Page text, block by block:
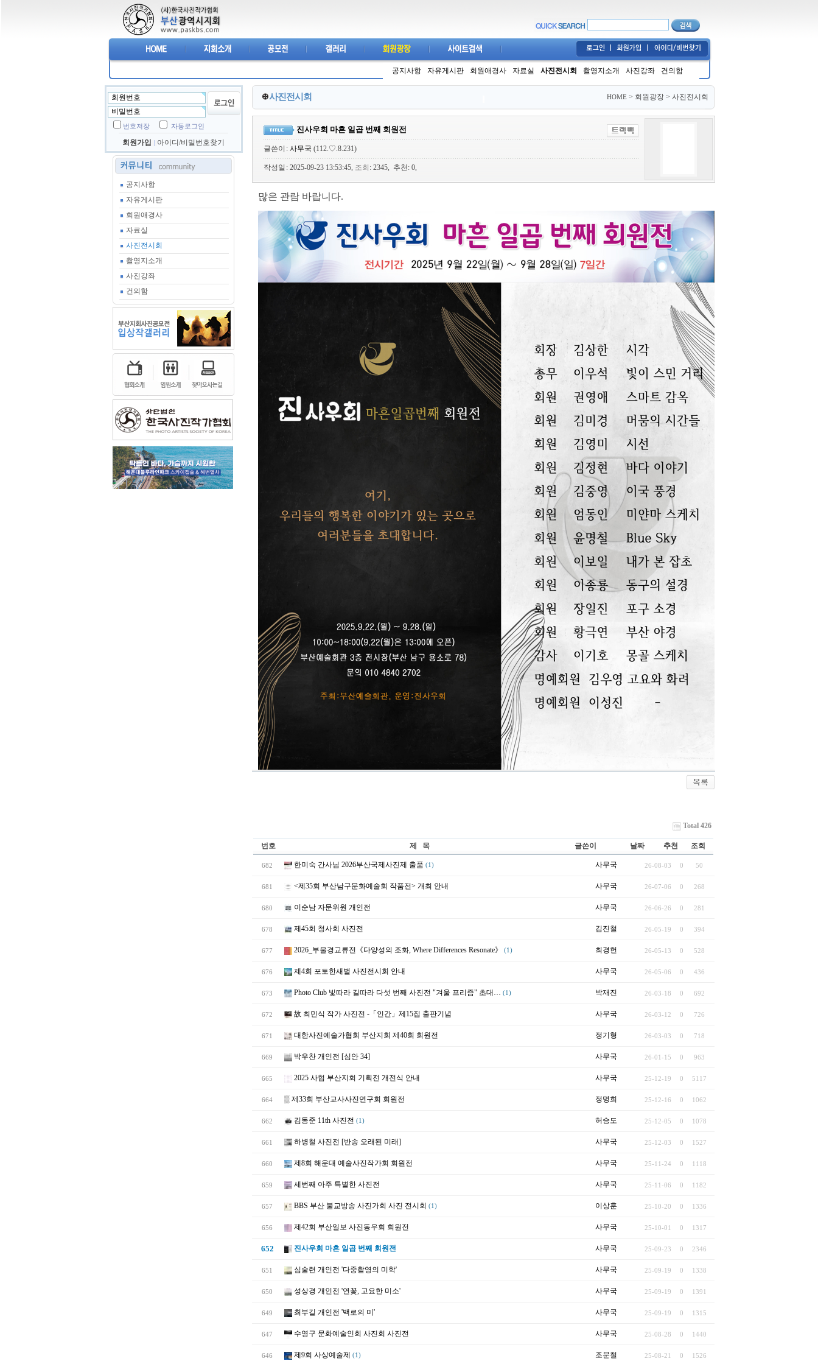
공지사항 자유게시판 회원애경사 자료실 사진전시회 촬영지소개 사진강좌 건의함
번호저장 자동로그인
회원가입 아이디/비밀번호찾기
공지사항
자유게시판
회원애경사
자료실
사진전시회
촬영지소개
사진강좌
건의함
사진전시회 HOME> 회원광장> 사진전시회
진사우회 마흔 일곱 번째 회원전
글쓴이 : 사무국 (112.♡.8.231)
작성일 : 2025-09-23 13:53:45, 조회 : 2345, 추천: 0,
많은 관람 바랍니다.
Total 426
번호 제 목 글쓴이 날짜 추천 조회
682 한미숙 간사님 2026부산국제사진제 출품 (1) 사무국 26-08-03 0 50
681 <제35회 부산남구문화예술회 작품전> 개최 안내 사무국 26-07-06 0 268
680 이순남 자문위원 개인전 사무국 26-06-26 0 281
678 제45회 청사회 사진전 김진철 26-05-19 0 394
677 2026_부울경교류전《다양성의 조화, Where Differences Resonate》 (1) 최경헌 26-05-13 0 528
676 제4회 포토한새벌 사진전시회 안내 사무국 26-05-06 0 436
673 Photo Club 빛따라 길따라 다섯 번째 사진전 "겨울 프리즘" 초대… (1) 박재진 26-03-18 0 692
672 故 최민식 작가 사진전 -「인간」제15집 출판기념 사무국 26-03-12 0 726
671 대한사진예술가협회 부산지회 제40회 회원전 정기형 26-03-03 0 718
669 박우찬 개인전 [심안 34] 사무국 26-01-15 0 963
665 2025 사협 부산지회 기획전 개전식 안내 사무국 25-12-19 0 5117
664 ▒ 제33회 부산교사사진연구회 회원전 정명희 25-12-16 0 1062
662 김동준 11th 사진전 (1) 허승도 25-12-05 0 1078
661 하병철 사진전 [반송 오래된 미래] 사무국 25-12-03 0 1527
660 제8회 해운대 예술사진작가회 회원전 사무국 25-11-24 0 1118
659 세번째 아주 특별한 사진전 사무국 25-11-06 0 1182
657 BBS 부산 불교방송 사진가회 사진 전시회 (1) 이상훈 25-10-20 0 1336
656 제42회 부산일보 사진동우회 회원전 사무국 25-10-01 0 1317
652 진사우회 마흔 일곱 번째 회원전 사무국 25-09-23 0 2346
651 심술련 개인전 '다중촬영의 미학' 사무국 25-09-19 0 1338
650 성상경 개인전 '연꽃, 고요한 미소' 사무국 25-09-19 0 1391
649 최부길 개인전 '백로의 미' 사무국 25-09-19 0 1315
647 수영구 문화예술인회 사진회 사진전 사무국 25-08-28 0 1440
646 제9회 사상예술제 (1) 조문철 25-08-21 0 1526